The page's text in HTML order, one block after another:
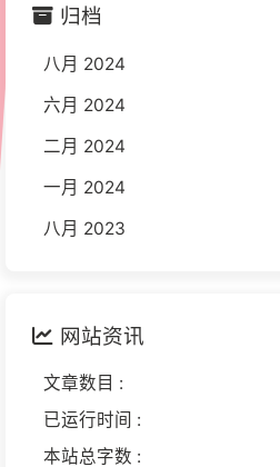
归档
八月 2024
六月 2024
二月 2024
一月 2024
八月 2023
网站资讯
文章数目 :
已运行时间 :
本站总字数 :